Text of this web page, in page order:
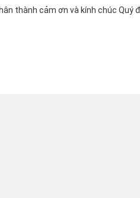
thành cảm ơn và kính chúc Quý